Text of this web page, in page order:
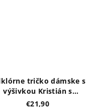
tričko dámske s
výšivkou Kristián s
vlastným nápisom
€21,90